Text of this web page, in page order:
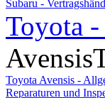
Subaru -
Toyota -
Avensis
Toyota Avensis -
Reparaturen und